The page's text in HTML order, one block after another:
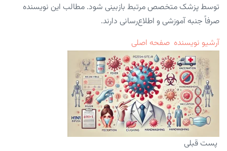
توسط پزشک متخصص مرتبط بازبینی شود. مطالب این نویسنده
صرفاً جنبه آموزشی و اطلاع‌رسانی دارند.
آرشیو نویسنده صفحه اصلی
پست قبلی